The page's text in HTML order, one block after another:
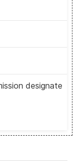
designate